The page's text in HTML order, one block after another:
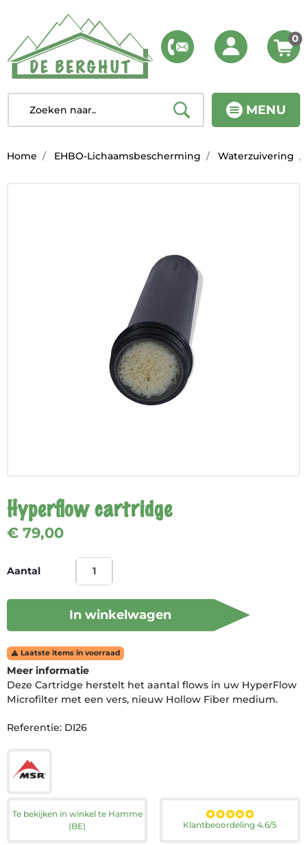
MENU
0
Home EHBO-Lichaamsbescherming Waterzuivering
Hyperflow cartridge
€ 79,00
Aantal
In winkelwagen
 Laatste items in voorraad
Meer informatie
Deze Cartridge herstelt het aantal flows in uw HyperFlow
Microfilter met een vers, nieuw Hollow Fiber medium.
Referentie: DI26
Te bekijken in winkel te Hamme
(BE)
Klantbeoordeling 4.6/5